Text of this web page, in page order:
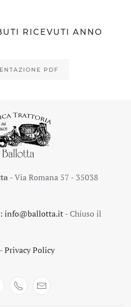
RICEVUTI ANNO
PDF
- Via Romana 57 - 35038
info@ballotta.it- Chiuso il
-Privacy Policy